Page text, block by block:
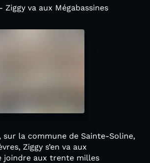
va aux Mégabassines
sur la commune de Sainte-Soline,
Ziggy s’en va aux
joindre aux trente milles